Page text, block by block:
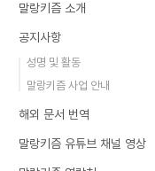
말랑키즘 소개
공지사항
성명 및 활동
말랑키즘 사업 안내
해외 문서 번역
말랑키즘 유튜브 채널 영상